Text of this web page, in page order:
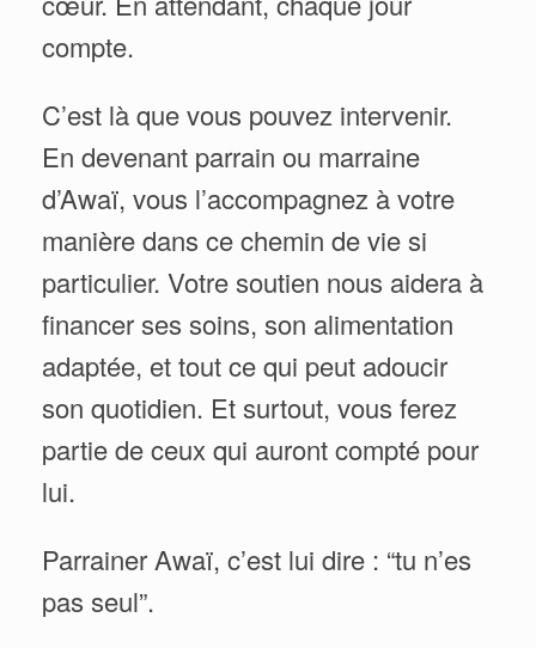
compte.
C’est là que vous pouvez intervenir.
En devenant parrain ou marraine
d’Awaï, vous l’accompagnez à votre
manière dans ce chemin de vie si
particulier. Votre soutien nous aidera à
financer ses soins, son alimentation
adaptée, et tout ce qui peut adoucir
son quotidien. Et surtout, vous ferez
partie de ceux qui auront compté pour
lui.
Parrainer Awaï, c’est lui dire : “tu n’es
pas seul”.